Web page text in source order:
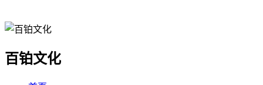
百铂文化